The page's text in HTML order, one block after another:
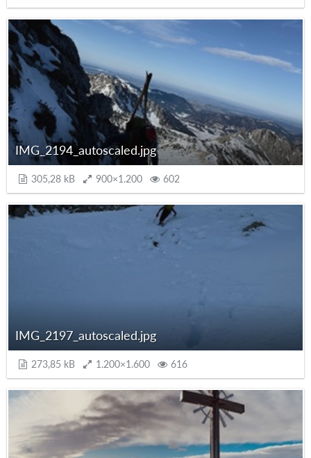
IMG_2194_autoscaled.jpg
305,28 kB 900×1.200 602
IMG_2197_autoscaled.jpg
273,85 kB 1.200×1.600 616